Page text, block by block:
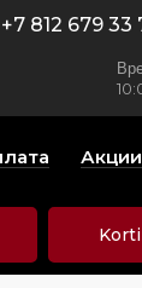
+7 812 679 33